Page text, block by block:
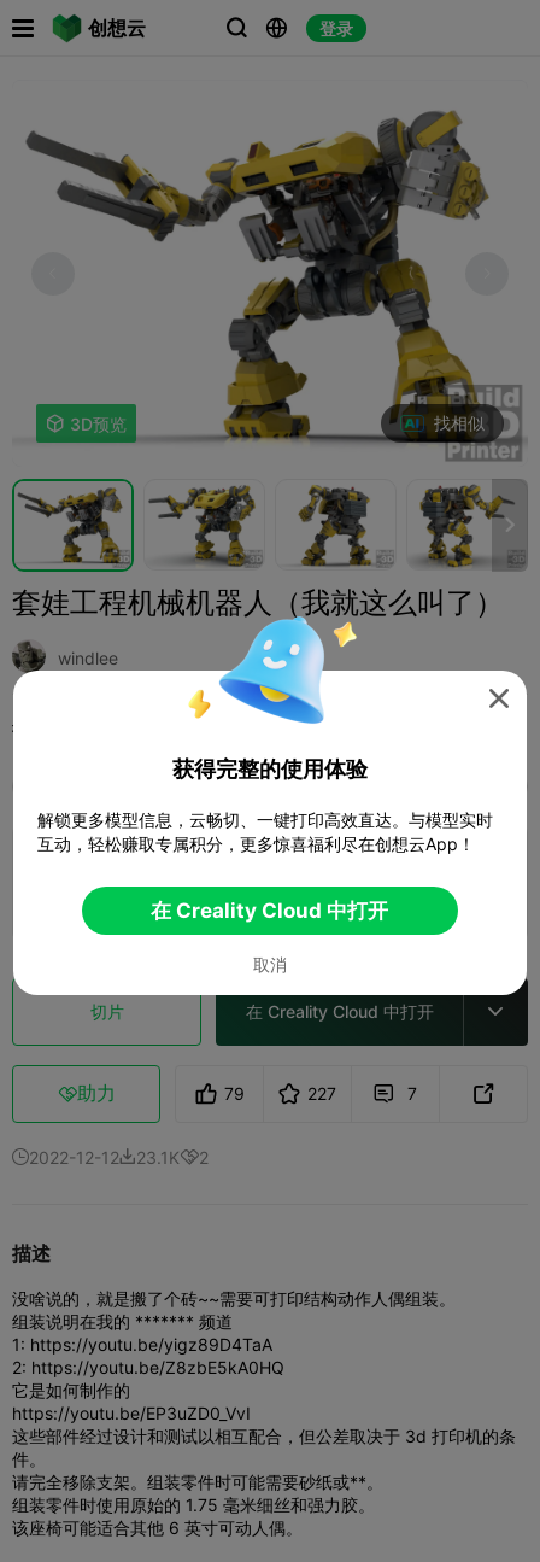
创想云   登录
 3D预览 找相似

套娃工程机械机器人（我就这么叫了）
windlee
打印配置 (1) 爱好与DIY
1d 11h   636.90g
切片 在 Creality Cloud 中打开 
助力 79 227  7 
2022-12-1223.1K2
描述
没啥说的，就是搬了个砖~~需要可打印结构动作人偶组装。
组装说明在我的 ******* 频道
1: https://youtu.be/yigz89D4TaA
2: https://youtu.be/Z8zbE5kA0HQ
它是如何制作的
https://youtu.be/EP3uZD0_VvI
这些部件经过设计和测试以相互配合，但公差取决于 3d 打印机的条
件。
请完全移除支架。组装零件时可能需要砂纸或**。
组装零件时使用原始的 1.75 毫米细丝和强力胶。
该座椅可能适合其他 6 英寸可动人偶。

获得完整的使用体验
解锁更多模型信息，云畅切、一键打印高效直达。与模型实时
互动，轻松赚取专属积分，更多惊喜福利尽在创想云App！
在 Creality Cloud 中打开
取消